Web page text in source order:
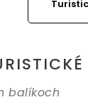
balíkoch